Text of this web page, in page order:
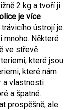
2 kg a tvoří ji
je více
ústrojí je
mnoho. Některé
ve střevě
které jsou
které nám
a vlastnosti
a špatné.
prospěšně, ale